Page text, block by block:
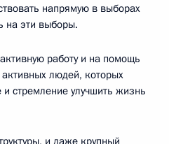
напрямую в выборах
на эти выборы.
работу и на помощь
людей, которых
стремление улучшить жизнь
и даже крупный